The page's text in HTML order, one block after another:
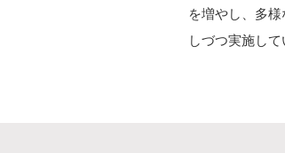
を増やし、多
しづつ実施して